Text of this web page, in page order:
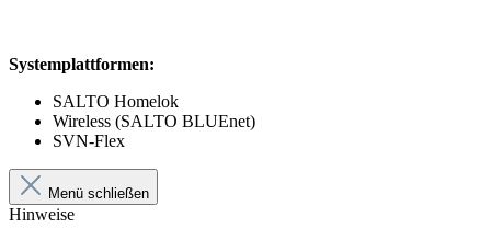
Systemplattformen:
SALTO Homelok
Wireless (SALTO BLUEnet)
SVN-Flex
Menü schließen
Hinweise